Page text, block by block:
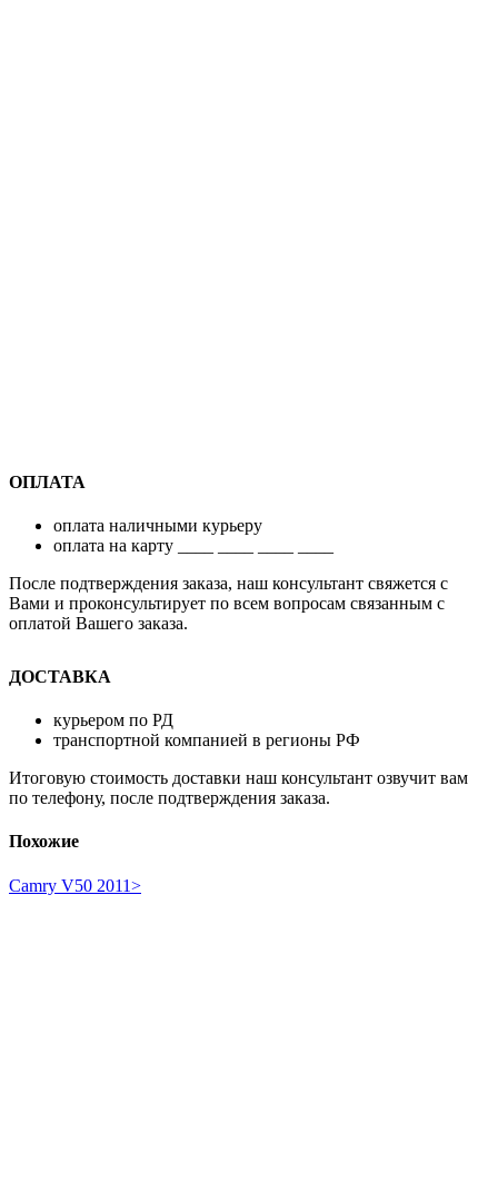
ОПЛАТА
оплата наличными курьеру
оплата на карту ____ ____ ____ ____
После подтверждения заказа, наш консультант свяжется с
Вами и проконсультирует по всем вопросам связанным с
оплатой Вашего заказа.
ДОСТАВКА
курьером по РД
транспортной компанией в регионы РФ
Итоговую стоимость доставки наш консультант озвучит вам
по телефону, после подтверждения заказа.
Похожие
Camry V50 2011>